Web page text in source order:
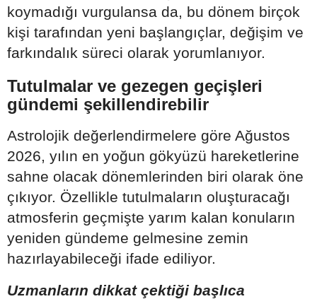
koymadığı vurgulansa da, bu dönem birçok
kişi tarafından yeni başlangıçlar, değişim ve
farkındalık süreci olarak yorumlanıyor.
Tutulmalar ve gezegen geçişleri
gündemi şekillendirebilir
Astrolojik değerlendirmelere göre Ağustos
2026, yılın en yoğun gökyüzü hareketlerine
sahne olacak dönemlerinden biri olarak öne
çıkıyor. Özellikle tutulmaların oluşturacağı
atmosferin geçmişte yarım kalan konuların
yeniden gündeme gelmesine zemin
hazırlayabileceği ifade ediliyor.
Uzmanların dikkat çektiği başlıca